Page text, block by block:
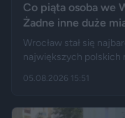
Co piąta osoba we
Żadne inne duże
wyniku
Wrocław stał się
największych polskich
przebywających w
od głosów o rozwoju
05.08.2026 15:51